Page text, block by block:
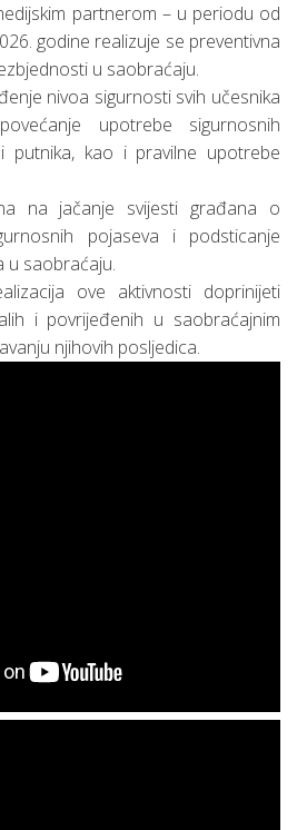
partnerom – u periodu od
godine realizuje se preventivna
u saobraćaju.
nivoa sigurnosti svih učesnika
upotrebe sigurnosnih
putnika, kao i pravilne upotrebe
na jačanje svijesti građana o
pojaseva i podsticanje
u saobraćaju.
ove aktivnosti doprinijeti
i povrijeđenih u saobraćajnim
njihovih posljedica.